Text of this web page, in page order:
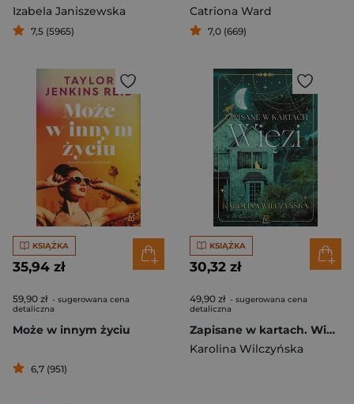
Izabela Janiszewska
7,5 (5965)
Catriona Ward
7,0 (669)
KSIĄŻKA
35,94 zł
59,90 zł - sugerowana cena
detaliczna
Może w innym życiu
6,7 (951)
KSIĄŻKA
30,32 zł
49,90 zł - sugerowana cena
detaliczna
Zapisane w kartach. Więzi
Karolina Wilczyńska